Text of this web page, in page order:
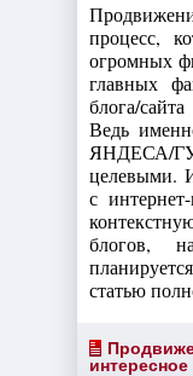
процесс,
огромных
главных
блога/
Ведь
ЯНДЕСА/
целевыми.
с
блогов,
статью
интересное